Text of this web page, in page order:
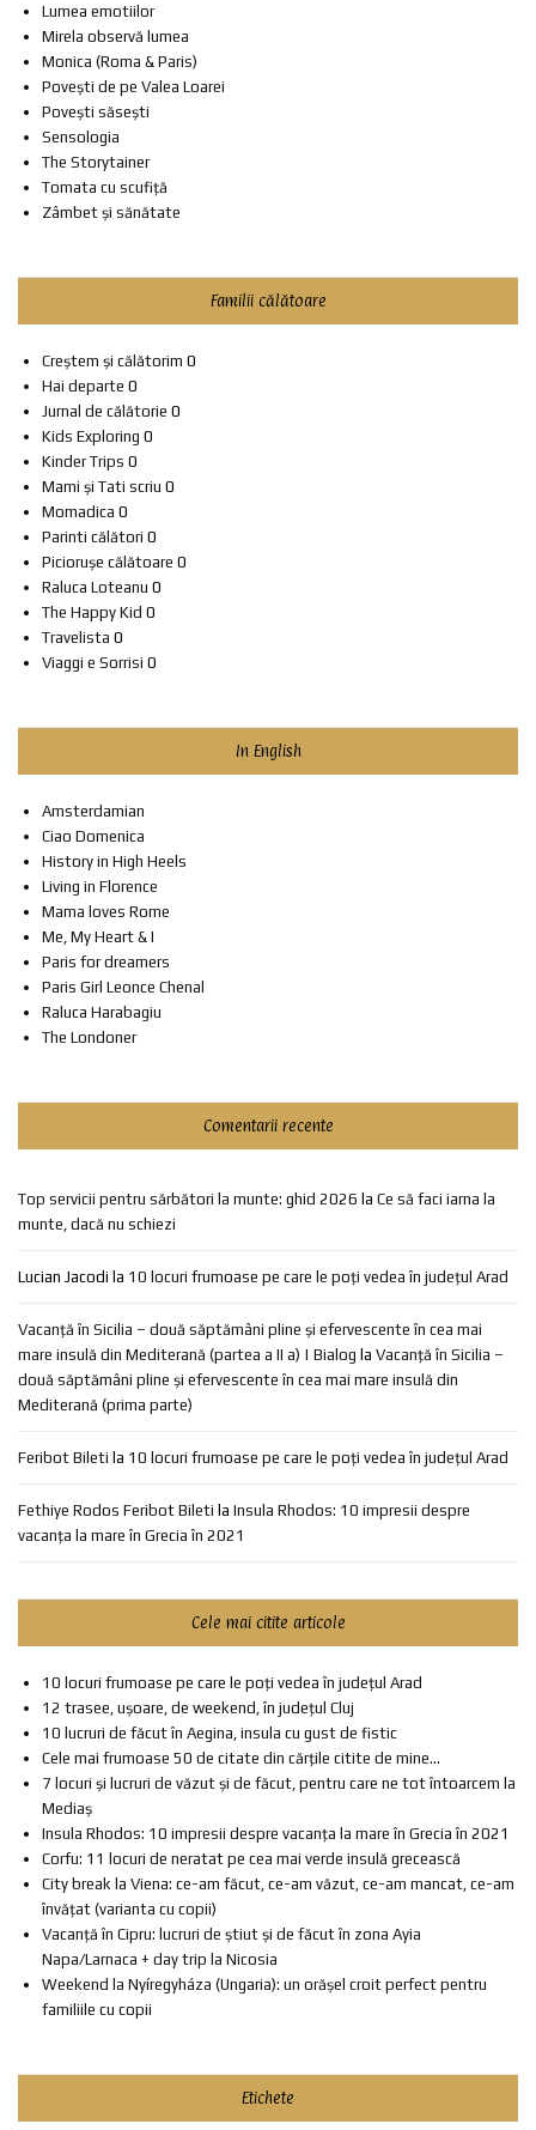
Lumea emotiilor
Mirela observă lumea
Monica (Roma & Paris)
Povești de pe Valea Loarei
Povești săsești
Sensologia
The Storytainer
Tomata cu scufiță
Zâmbet și sănătate
Familii călătoare
Creștem și călătorim 0
Hai departe 0
Jurnal de călătorie 0
Kids Exploring 0
Kinder Trips 0
Mami și Tati scriu 0
Momadica 0
Parinti călători 0
Piciorușe călătoare 0
Raluca Loteanu 0
The Happy Kid 0
Travelista 0
Viaggi e Sorrisi 0
In English
Amsterdamian
Ciao Domenica
History in High Heels
Living in Florence
Mama loves Rome
Me, My Heart & I
Paris for dreamers
Paris Girl Leonce Chenal
Raluca Harabagiu
The Londoner
Comentarii recente
Top servicii pentru sărbători la munte: ghid 2026 la Ce să faci iarna la
munte, dacă nu schiezi
Lucian Jacodi la 10 locuri frumoase pe care le poți vedea în județul Arad
Vacanță în Sicilia – două săptămâni pline și efervescente în cea mai
mare insulă din Mediterană (partea a II a) | Bialog la Vacanță în Sicilia –
două săptămâni pline și efervescente în cea mai mare insulă din
Mediterană (prima parte)
Feribot Bileti la 10 locuri frumoase pe care le poți vedea în județul Arad
Fethiye Rodos Feribot Bileti la Insula Rhodos: 10 impresii despre
vacanța la mare în Grecia în 2021
Cele mai citite articole
10 locuri frumoase pe care le poți vedea în județul Arad
12 trasee, ușoare, de weekend, în județul Cluj
10 lucruri de făcut în Aegina, insula cu gust de fistic
Cele mai frumoase 50 de citate din cărțile citite de mine...
7 locuri și lucruri de văzut și de făcut, pentru care ne tot întoarcem la
Mediaș
Insula Rhodos: 10 impresii despre vacanța la mare în Grecia în 2021
Corfu: 11 locuri de neratat pe cea mai verde insulă grecească
City break la Viena: ce-am făcut, ce-am văzut, ce-am mancat, ce-am
învățat (varianta cu copii)
Vacanță în Cipru: lucruri de știut și de făcut în zona Ayia
Napa/Larnaca + day trip la Nicosia
Weekend la Nyíregyháza (Ungaria): un orășel croit perfect pentru
familiile cu copii
Etichete